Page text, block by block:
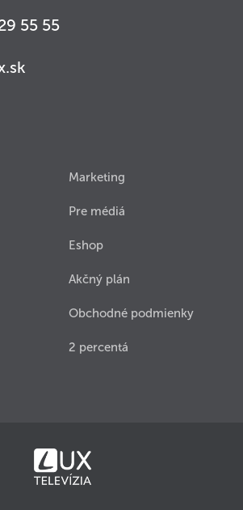
55 55
Marketing
Pre médiá
Eshop
Akčný plán
Obchodné podmienky
2 percentá